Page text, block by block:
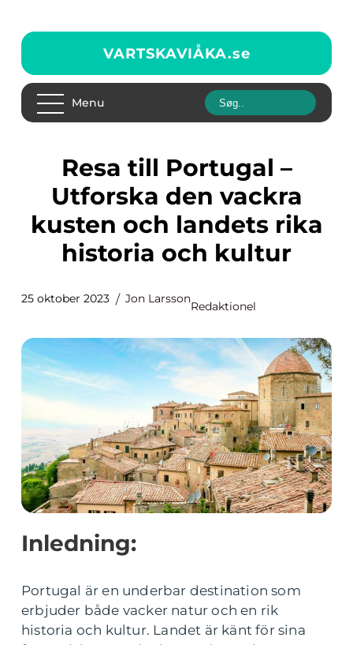
VARTSKAVIÅKA.se
Menu
Resa till Portugal –
Utforska den vackra
kusten och landets rika
historia och kultur
25 oktober 2023 Jon Larsson
Redaktionel
Inledning:
Portugal är en underbar destination som
erbjuder både vacker natur och en rik
historia och kultur. Landet är känt för sina